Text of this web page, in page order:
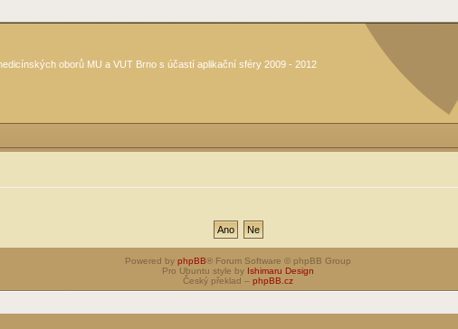
oborů MU a VUT Brno s účastí aplikační sféry 2009 - 2012
Powered by phpBB® Forum Software © phpBB Group
Pro Ubuntu style by Ishimaru Design
Český překlad – phpBB.cz